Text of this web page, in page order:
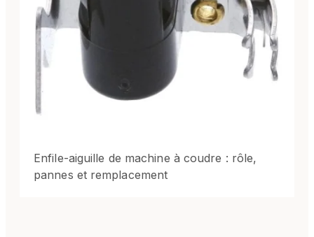
Enfile-aiguille de machine à coudre : rôle,
pannes et remplacement